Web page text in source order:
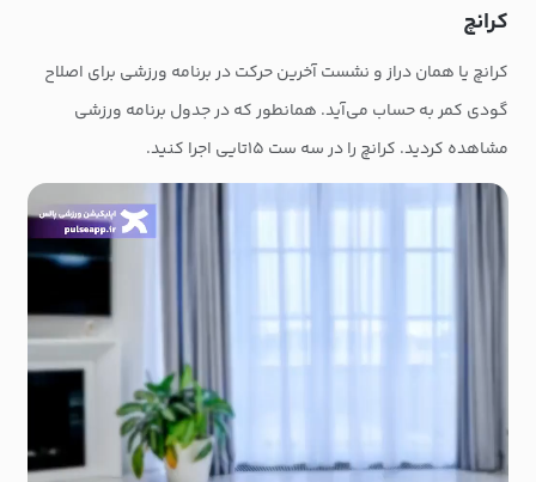
کرانچ
کرانچ یا همان دراز و نشست آخرین حرکت در برنامه ورزشی برای اصلاح
گودی کمر به حساب می‌آید. همانطور که در جدول برنامه ورزشی
مشاهده کردید. کرانچ را در سه ست ۱۵تایی اجرا کنید.